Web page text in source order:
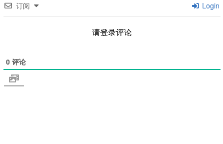
订阅 Login
请登录评论
0 评论